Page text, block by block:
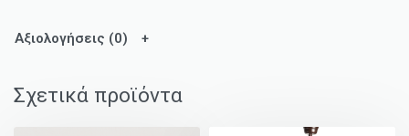
Αξιολογήσεις (0)
Σχετικά προϊόντα